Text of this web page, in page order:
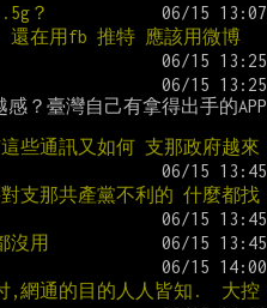
？
在用fb 推特 應該用微博
？臺灣自己有拿得出手的APP
些通訊又如何 支那政府越來
支那共產黨不利的 什麼都找
沒用
,網通的目的人人皆知.  大控